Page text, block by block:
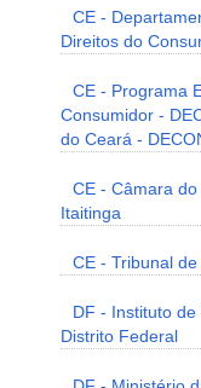
CE -
Direitos do
CE - Programa
Consumidor -
do Ceará -
CE - Câmara
Itaitinga
CE - Tribunal
DF - Instituto
Distrito Federal